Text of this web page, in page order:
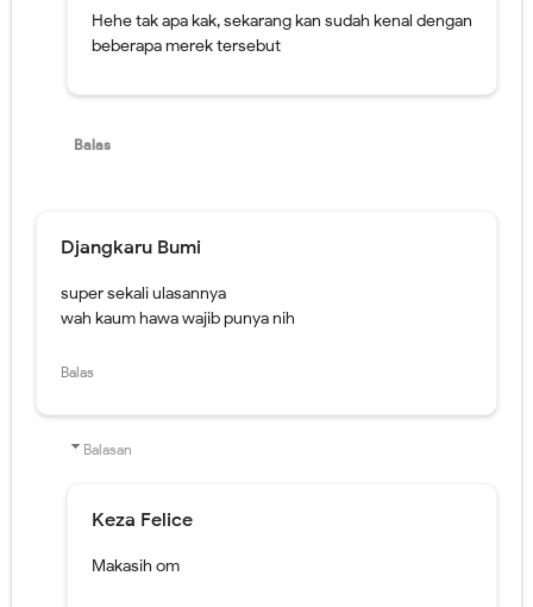
wah kaum hawa wajib punya nih
Haha wajib lah biar glowing, sehat, awet muda
Balas